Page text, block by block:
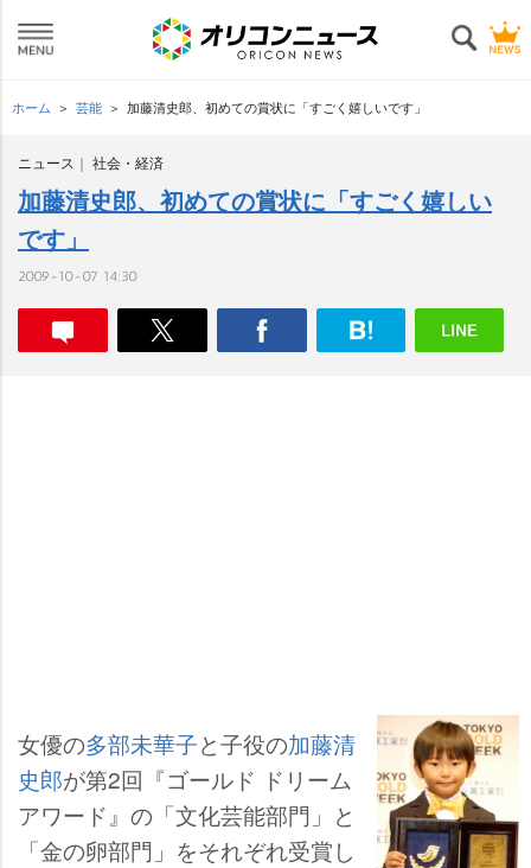
ホーム 芸能 加藤清史郎、初めての賞状に「すごく嬉しいです」
ニュース 社会・経済
加藤清史郎、初めての賞状に「すごく嬉しい
です」
2009-10-07 14:30
女優の多部未華子と子役の加藤清
史郎が第2回『ゴールド ドリーム
アワード』の「文化芸能部門」と
「金の卵部門」をそれぞれ受賞し